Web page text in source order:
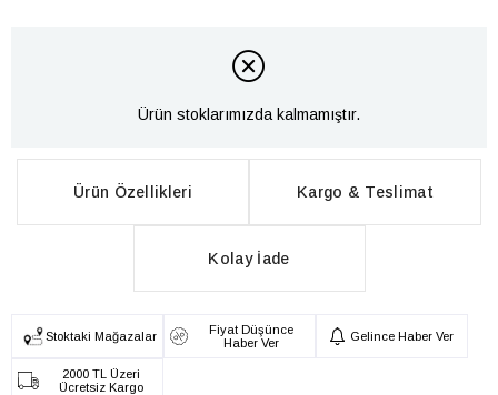
Ürün stoklarımızda kalmamıştır.
Ürün Özellikleri Kargo & Teslimat
Kolay İade
Stoktaki Mağazalar
Fiyat Düşünce
Haber Ver
Gelince Haber Ver
2000 TL Üzeri
Ücretsiz Kargo